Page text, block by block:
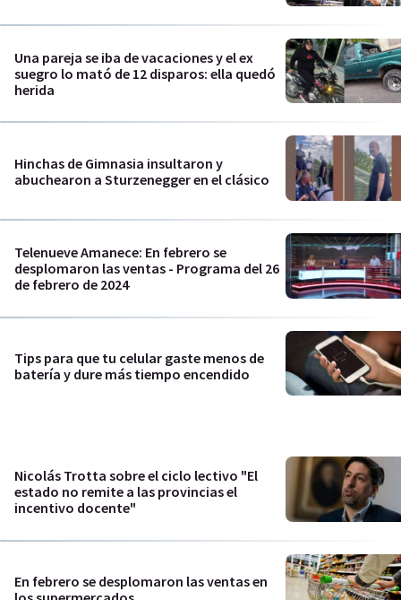
Una pareja se iba de vacaciones y el ex
suegro lo mató de 12 disparos: ella quedó
herida
Hinchas de Gimnasia insultaron y
abuchearon a Sturzenegger en el clásico
Telenueve Amanece: En febrero se
desplomaron las ventas - Programa del 26
de febrero de 2024
Tips para que tu celular gaste menos de
batería y dure más tiempo encendido
Nicolás Trotta sobre el ciclo lectivo "El
estado no remite a las provincias el
incentivo docente"
En febrero se desplomaron las ventas en